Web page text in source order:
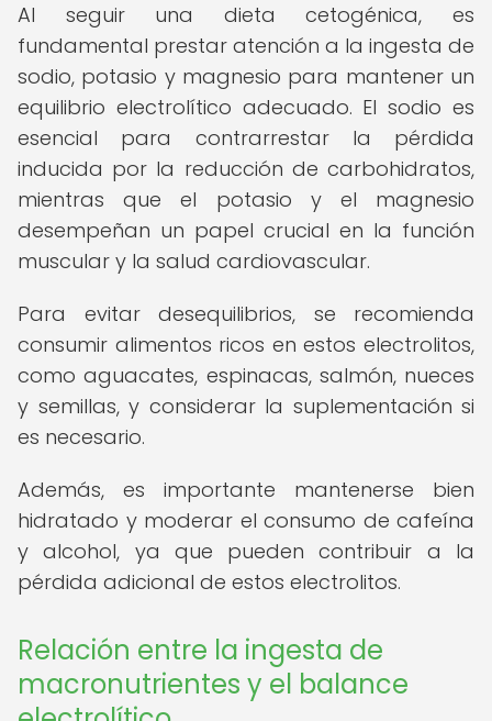
Al seguir una dieta cetogénica, es
fundamental prestar atención a la ingesta de
sodio, potasio y magnesio para mantener un
equilibrio electrolítico adecuado. El sodio es
esencial para contrarrestar la pérdida
inducida por la reducción de carbohidratos,
mientras que el potasio y el magnesio
desempeñan un papel crucial en la función
muscular y la salud cardiovascular.
Para evitar desequilibrios, se recomienda
consumir alimentos ricos en estos electrolitos,
como aguacates, espinacas, salmón, nueces
y semillas, y considerar la suplementación si
es necesario.
Además, es importante mantenerse bien
hidratado y moderar el consumo de cafeína
y alcohol, ya que pueden contribuir a la
pérdida adicional de estos electrolitos.
Relación entre la ingesta de
macronutrientes y el balance